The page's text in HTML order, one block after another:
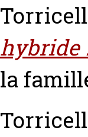
hybride
la